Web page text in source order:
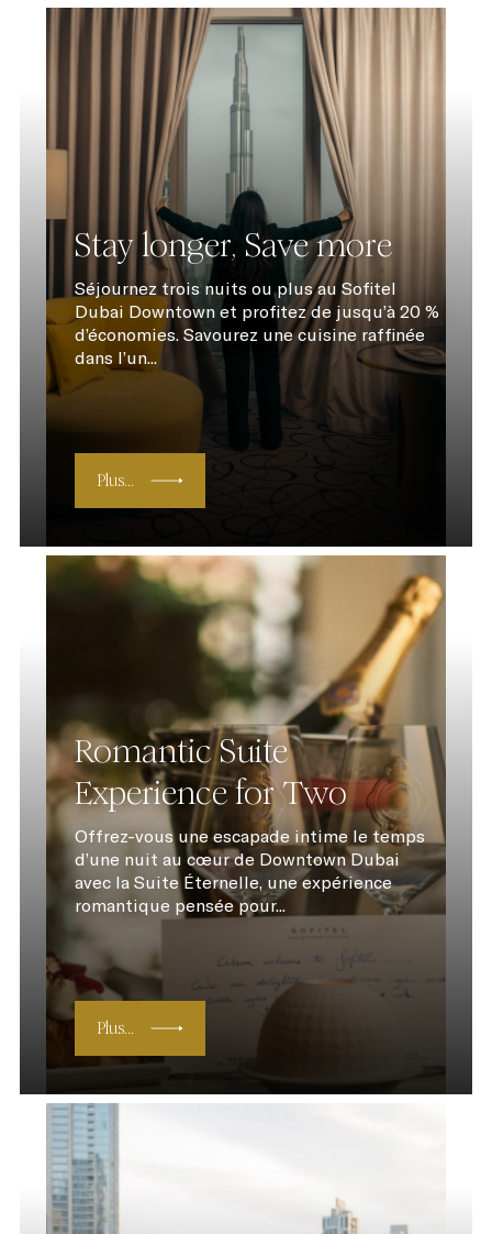
Stay longer, Save more
Séjournez trois nuits ou plus au Sofitel
Dubai Downtown et profitez de jusqu’à 20 %
d’économies. Savourez une cuisine raffinée
dans l’un...
Plus...
Romantic Suite
Experience for Two
Offrez-vous une escapade intime le temps
d’une nuit au cœur de Downtown Dubai
avec la Suite Éternelle, une expérience
romantique pensée pour...
Plus...